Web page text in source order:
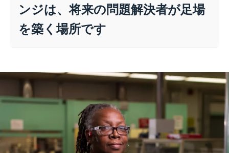
ンジは、将来の問題解決者が足場
を築く場所です